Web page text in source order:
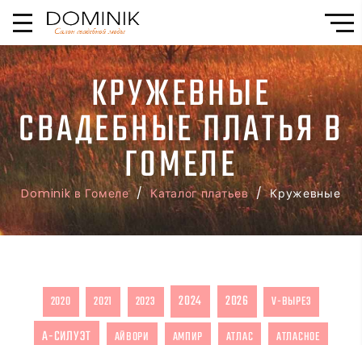
КРУЖЕВНЫЕ
СВАДЕБНЫЕ ПЛАТЬЯ В
ГОМЕЛЕ
Dominik в Гомеле/Каталог платьев/ Кружевные
2020 2021 2023 2024 2026 V-ВЫРЕЗ
А-СИЛУЭТ АЙВОРИ АМПИР АТЛАС АТЛАСНОЕ